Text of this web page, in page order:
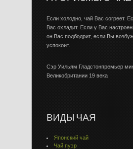
Если холодно, чай Вас согреет.
Вас охладит. Если у Вас
он Вас подбодрит, если Вы
успокоит.
Сэр Уильям Гладстонпремьер
Великобритании 19 века
ВИДЫ ЧАЯ
Японский чай
Чай пуэр